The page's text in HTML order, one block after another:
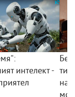
интелект -
на